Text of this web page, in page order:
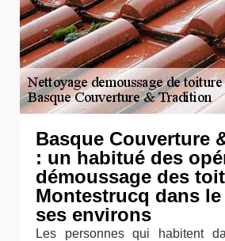
Basque Couverture
: un habitué des
démoussage des
Montestrucq dans le
ses environs
Les personnes qui habitent